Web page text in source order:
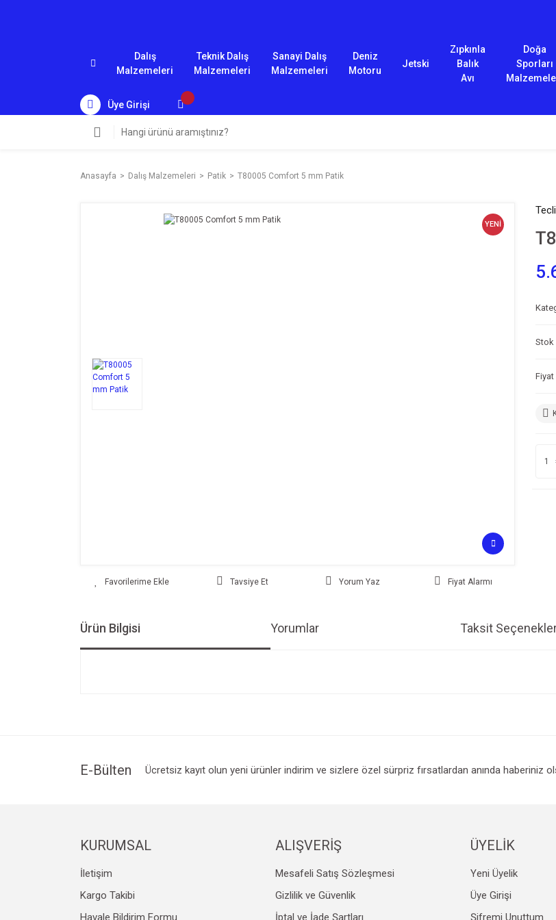
Dalış
Malzemeleri
Teknik Dalış
Malzemeleri
Sanayi Dalış
Malzemeleri
Deniz
Motoru
Jetski
Zıpkınla
Balık
Avı
Doğa
Sporları
Üye Girişi
Anasayfa Dalış Malzemeleri Patik T80005 Comfort 5 mm Patik
YENİ
Tavsiye Et Yorum Yaz Fiyat Alarmı
Stok
Fiyat
Ürün Bilgisi Yorumlar Taksit
Ürün bilgilerinde hatalar bulunuyor.
Gönder
E-Bülten Ücretsiz kayıt olun yeni ürünler indirim ve sizlere özel sürpriz fırsatlardan anında haberiniz
KURUMSAL
İletişim
Kargo Takibi
Havale Bildirim Formu
ALIŞVERİŞ
Mesafeli Satış Sözleşmesi
Gizlilik ve Güvenlik
İptal ve İade Şartları
ÜYELİK
Yeni Üyelik
Üye Girişi
Şifremi Unuttum